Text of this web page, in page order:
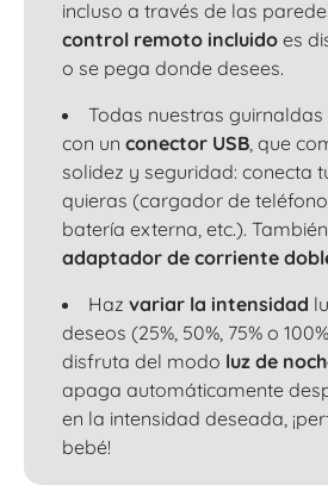
incluso a través de las
control remoto incluido es
o se pega donde desees.
Todas nuestras
con un conector USB, que
solidez y seguridad: conecta
quieras (cargador de
batería externa, etc.).
adaptador de corriente
Haz variar la intensidad
deseos (25%, 50%, 75% o
disfruta del modo luz de
apaga automáticamente
en la intensidad deseada,
bebé!